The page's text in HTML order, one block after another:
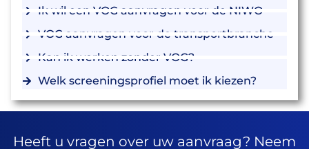
Ik wil een VOG aanvragen voor de NIWO
VOG aanvragen voor de transportbranche
Kan ik werken zonder VOG?
Welk screeningsprofiel moet ik kiezen?
Heeft u vragen over uw aanvraag? Neem